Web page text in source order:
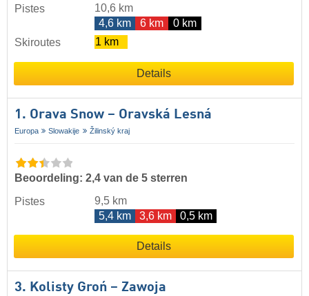
Pistes
10,6 km
4,6 km
6 km
0 km
Skiroutes
1 km
Details
1. Orava Snow – Oravská Lesná
Europa Slowakije Žilinský kraj
Beoordeling: 2,4 van de 5 sterren
Pistes
9,5 km
5,4 km
3,6 km 0,5 km
Details
3. Kolisty Groń – Zawoja